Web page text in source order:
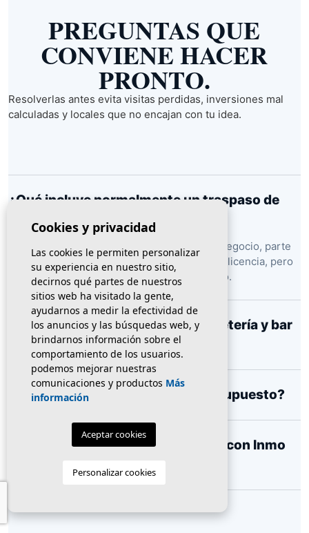
PREGUNTAS QUE
CONVIENE HACER
PRONTO.
Resolverlas antes evita visitas perdidas, inversiones mal
calculadas y locales que no encajan con tu idea.
¿Qué incluye normalmente un traspaso de
bar?
Suele incluir el derecho de explotación del negocio, parte
del equipamiento, mobiliario, instalaciones y licencia, pero
cada operación debe revisarse caso por caso.
¿Qué diferencia hay entre bar, cafetería y bar
restaurante?
¿Puedo pedir bares según mi presupuesto?
¿También puedo traspasar mi bar con Inmo
Cookies y privacidad
Las cookies le permiten personalizar
su experiencia en nuestro sitio,
decirnos qué partes de nuestros
sitios web ha visitado la gente,
ayudarnos a medir la efectividad de
los anuncios y las búsquedas web, y
brindarnos información sobre el
comportamiento de los usuarios.
podemos mejorar nuestras
comunicaciones y productos Más
información
Aceptar cookies
Personalizar cookies